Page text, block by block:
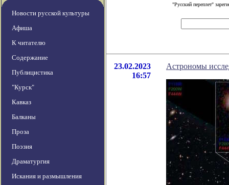
Новости русской культуры
Афиша
К читателю
Содержание
Публицистика
"Курск"
Кавказ
Балканы
Проза
Поэзия
Драматургия
Искания и размышления
"Русский переплет"
23.02.2023
16:57
Астрономы